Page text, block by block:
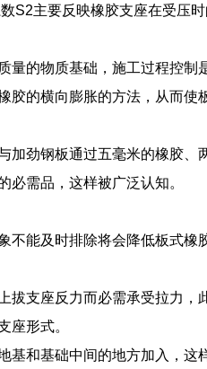
S2主要反映橡胶支座在受压
的物质基础，施工过程控制
胶的横向膨胀的方法，从而使
加劲钢板通过五毫米的橡胶、
需品，这样被广泛认知。
不能及时排除将会降低板式橡
支座反力而必需承受拉力，
座形式。
基和基础中间的地方加入，这